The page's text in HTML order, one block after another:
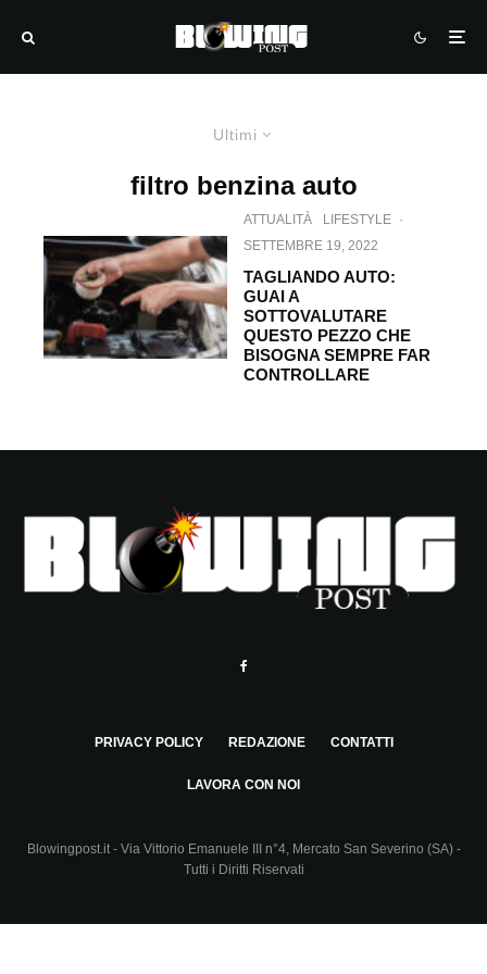
Ultimi
filtro benzina auto
ATTUALITÀ LIFESTYLE ·
SETTEMBRE 19, 2022
TAGLIANDO AUTO:
GUAI A
SOTTOVALUTARE
QUESTO PEZZO CHE
BISOGNA SEMPRE FAR
CONTROLLARE
PRIVACY POLICY REDAZIONE CONTATTI
LAVORA CON NOI
Blowingpost.it - Via Vittorio Emanuele III n°4, Mercato San Severino (SA) -
Tutti i Diritti Riservati